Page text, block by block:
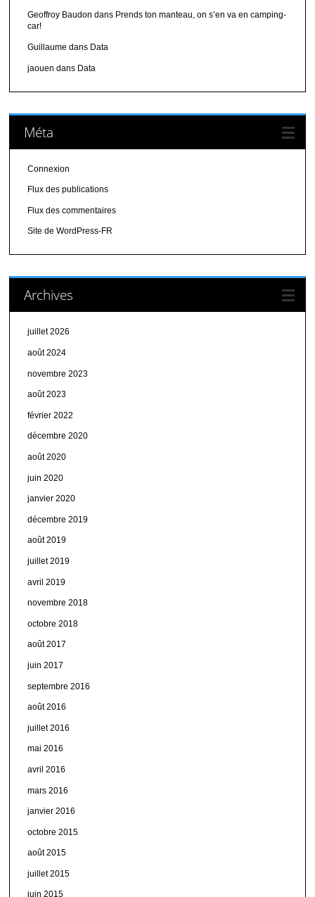
Geoffroy Baudon dans Prends ton manteau, on s’en va en camping-
car!
Guillaume dans Data
jaouen dans Data
Méta
Connexion
Flux des publications
Flux des commentaires
Site de WordPress-FR
Archives
juillet 2026
août 2024
novembre 2023
août 2023
février 2022
décembre 2020
août 2020
juin 2020
janvier 2020
décembre 2019
août 2019
juillet 2019
avril 2019
novembre 2018
octobre 2018
août 2017
juin 2017
septembre 2016
août 2016
juillet 2016
mai 2016
avril 2016
mars 2016
janvier 2016
octobre 2015
août 2015
juillet 2015
juin 2015